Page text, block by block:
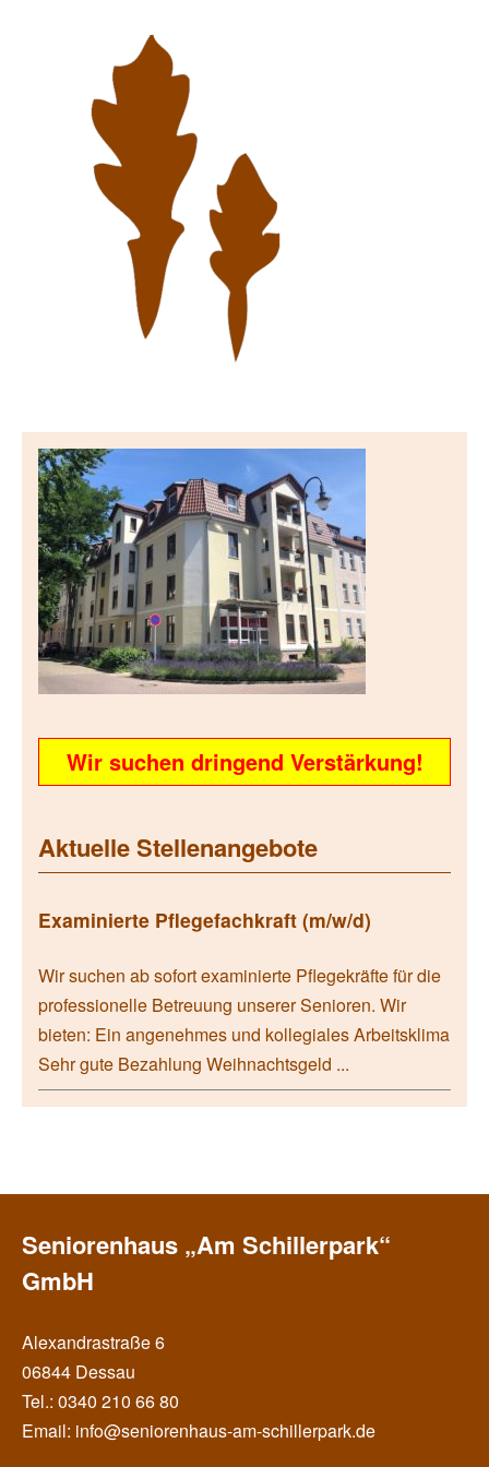
Wir suchen dringend Verstärkung!
Aktuelle Stellenangebote
Examinierte Pflegefachkraft (m/w/d)
Wir suchen ab sofort examinierte Pflegekräfte für die
professionelle Betreuung unserer Senioren. Wir
bieten: Ein angenehmes und kollegiales Arbeitsklima
Sehr gute Bezahlung Weihnachtsgeld ...
Seniorenhaus „Am Schillerpark“
GmbH
Alexandrastraße 6
06844 Dessau
Tel.: 0340 210 66 80
Email: info@seniorenhaus-am-schillerpark.de